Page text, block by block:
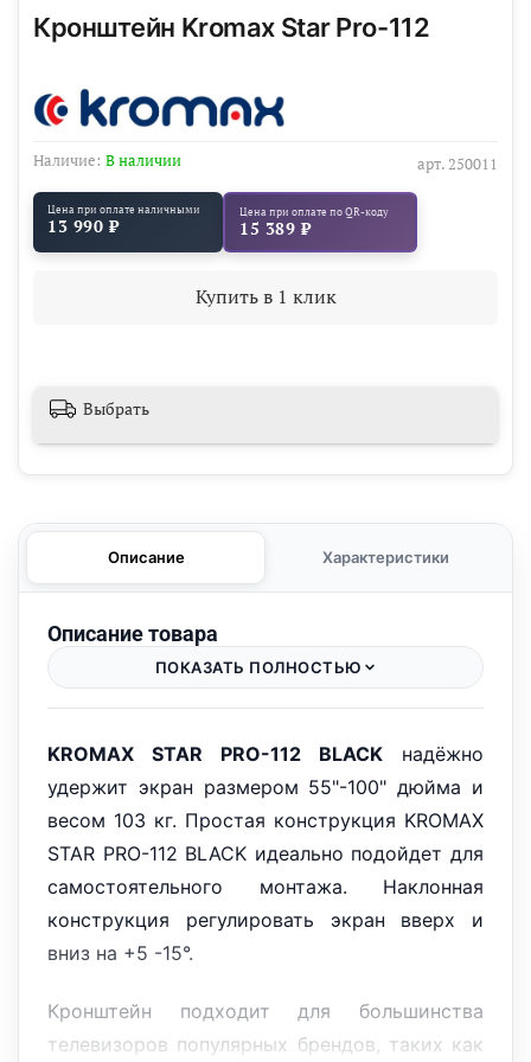
арт. 250011
Наличие: В наличии
Кронштейн Kromax Star Pro-112
Цена при оплате наличными
13 990 ₽
Цена при оплате по QR-коду
15 389 ₽
Купить в 1 клик
Выбрать
Описание Характеристики
Описание товара
ПОКАЗАТЬ ПОЛНОСТЬЮ
KROMAX STAR PRO-112 BLACK надёжно
удержит экран размером 55"-100" дюйма и
весом 103 кг. Простая конструкция KROMAX
STAR PRO-112 BLACK идеально подойдет для
самостоятельного монтажа. Наклонная
конструкция регулировать экран вверх и
вниз на +5 -15°.
Кронштейн подходит для большинства
телевизоров популярных брендов, таких как